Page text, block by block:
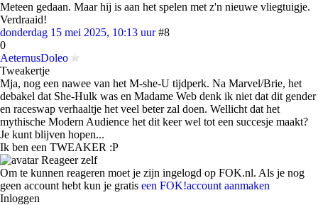
Meteen gedaan. Maar hij is aan het spelen met z'n nieuwe vliegtuigje.
Verdraaid!
donderdag 15 mei 2025, 10:13 uur #8
0
AeternusDoleo
Tweakertje
Mja, nog een nawee van het M-she-U tijdperk. Na Marvel/Brie, het
debakel dat She-Hulk was en Madame Web denk ik niet dat dit gender
en raceswap verhaaltje het veel beter zal doen. Wellicht dat het
mythische Modern Audience het dit keer wel tot een succesje maakt?
Je kunt blijven hopen...
Ik ben een TWEAKER :P
Reageer zelf
Om te kunnen reageren moet je zijn ingelogd op FOK.nl. Als je nog
geen account hebt kun je gratis een FOK!account aanmaken
Inloggen